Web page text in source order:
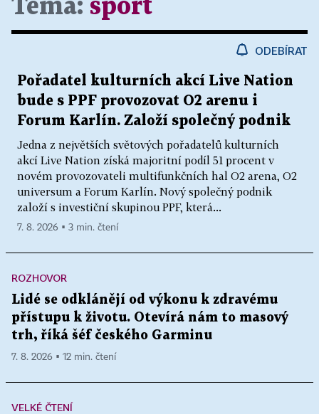
Téma: sport
ODEBÍRAT
Pořadatel kulturních akcí Live Nation
bude s PPF provozovat O2 arenu i
Forum Karlín. Založí společný podnik
Jedna z největších světových pořadatelů kulturních
akcí Live Nation získá majoritní podíl 51 procent v
novém provozovateli multifunkčních hal O2 arena, O2
universum a Forum Karlín. Nový společný podnik
založí s investiční skupinou PPF, která...
7. 8. 2026 ▪ 3 min. čtení
ROZHOVOR
Lidé se odklánějí od výkonu k zdravému
přístupu k životu. Otevírá nám to masový
trh, říká šéf českého Garminu
7. 8. 2026 ▪ 12 min. čtení
VELKÉ ČTENÍ